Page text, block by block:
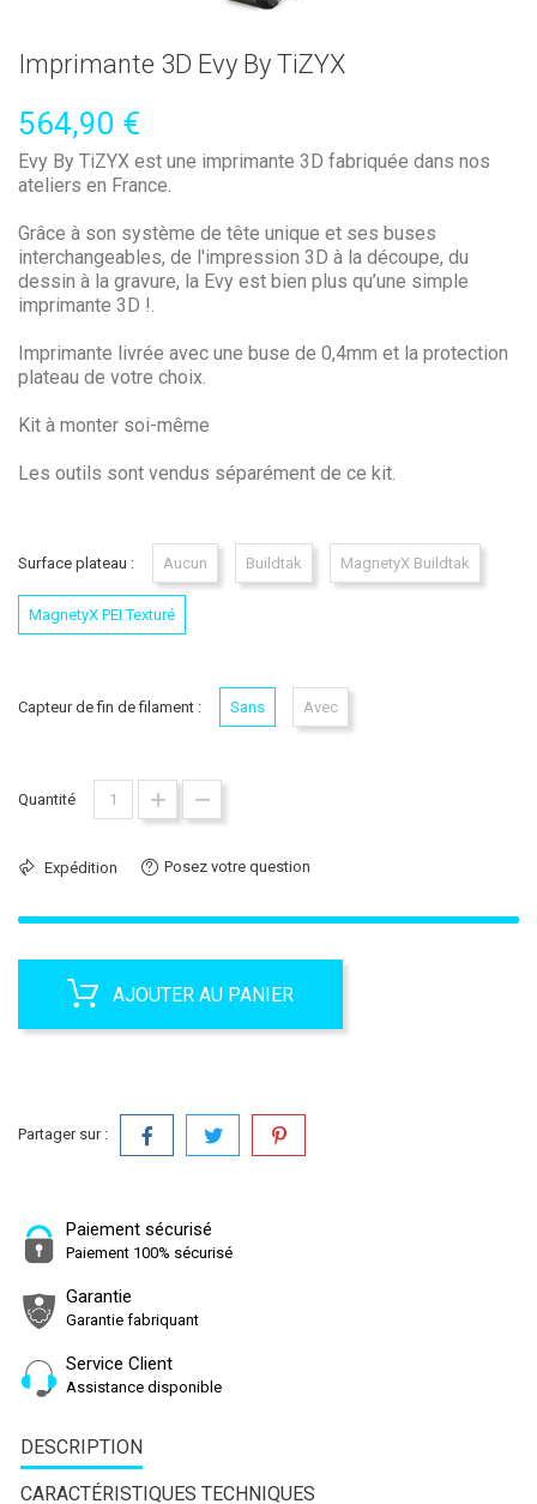
Imprimante 3D Evy By TiZYX
564,90 €
Evy By TiZYX est une imprimante 3D fabriquée dans nos
ateliers en France.
Grâce à son système de tête unique et ses buses
interchangeables, de l'impression 3D à la découpe, du
dessin à la gravure, la Evy est bien plus qu’une simple
imprimante 3D !.
Imprimante livrée avec une buse de 0,4mm et la protection
plateau de votre choix.
Kit à monter soi-même
Les outils sont vendus séparément de ce kit.
Surface plateau : Aucun Buildtak MagnetyX Buildtak
MagnetyX PEI Texturé
Capteur de fin de filament : Sans Avec
Quantité
Expédition Posez votre question
AJOUTER AU PANIER
Partager sur :
Paiement sécurisé
Paiement 100% sécurisé
Garantie
Garantie fabriquant
Service Client
Assistance disponible
DESCRIPTION
CARACTÉRISTIQUES TECHNIQUES